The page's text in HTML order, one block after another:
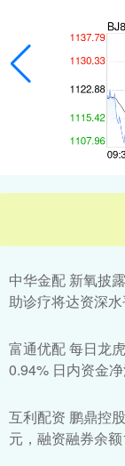
中华金配 新氧披
助诊疗将达资深
富通优配 每日龙
0.94% 日内资金
互利配资 鹏鼎控
元，融资融券余